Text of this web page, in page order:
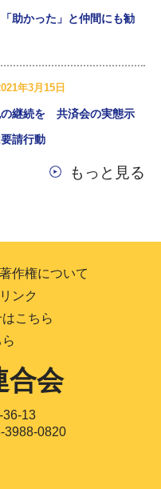
助かった」と仲間にも勧
年3月15日
の継続を 共済会の実態示
請行動
もっと見る
合会
36-13
0820
著作権について
リンク
こちら